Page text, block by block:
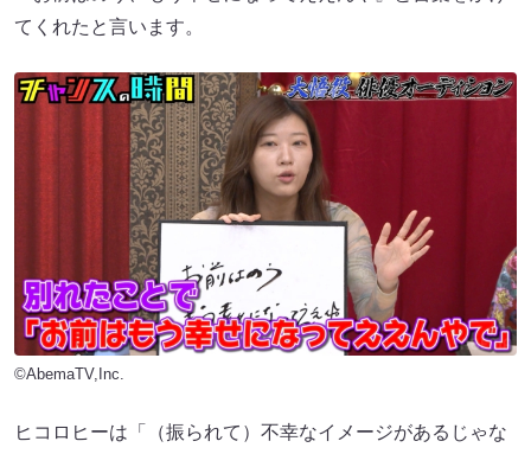
てくれたと言います。
©AbemaTV,Inc.
ヒコロヒーは「（振られて）不幸なイメージがあるじゃな